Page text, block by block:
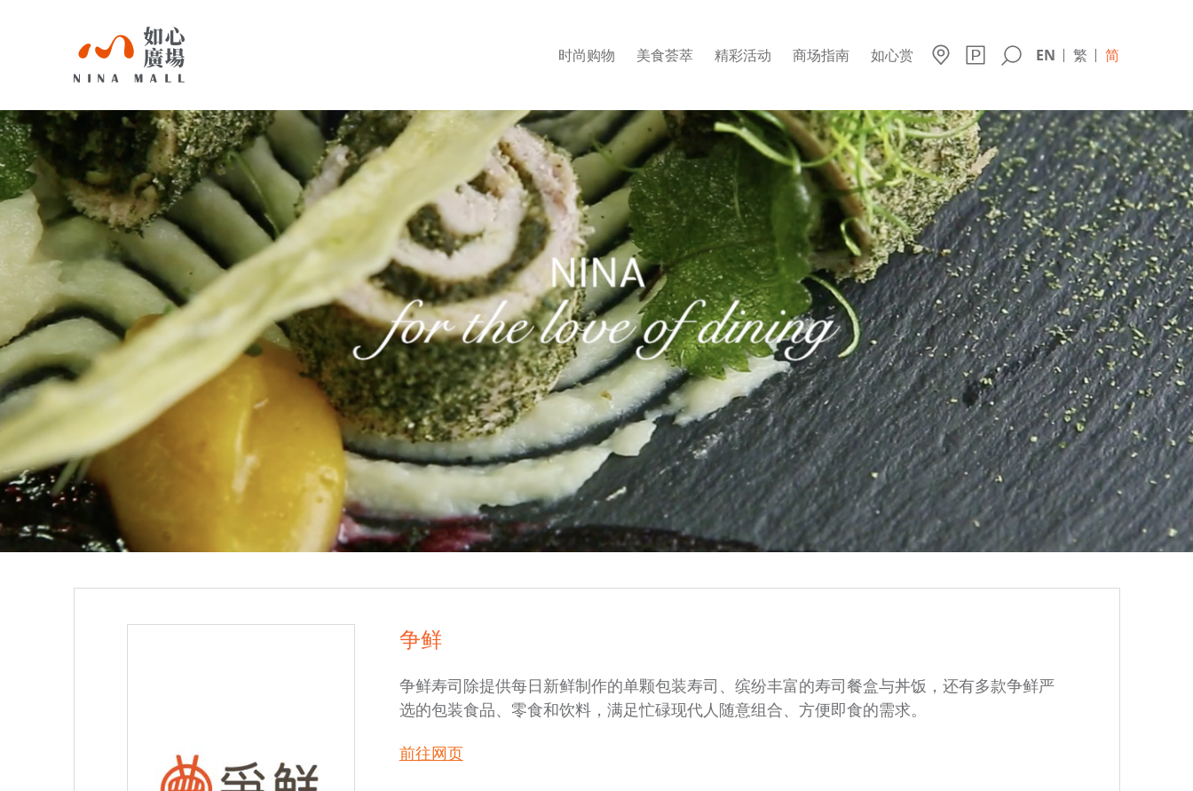
MALL
时尚购物 美食荟萃 精彩活动 商场指南 如心赏 EN 简
繁
争鲜
争鲜寿司除提供每日新鲜制作的单颗包装寿司、缤纷丰富的寿司餐盒与丼饭，还有多款争鲜严
选的包装食品、零食和饮料，满足忙碌现代人随意组合、方便即食的需求。
前往网页